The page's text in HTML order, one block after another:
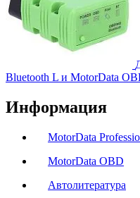
Bluetooth L и MotorData
Информация
MotorData
MotorData OBD
Автолитература